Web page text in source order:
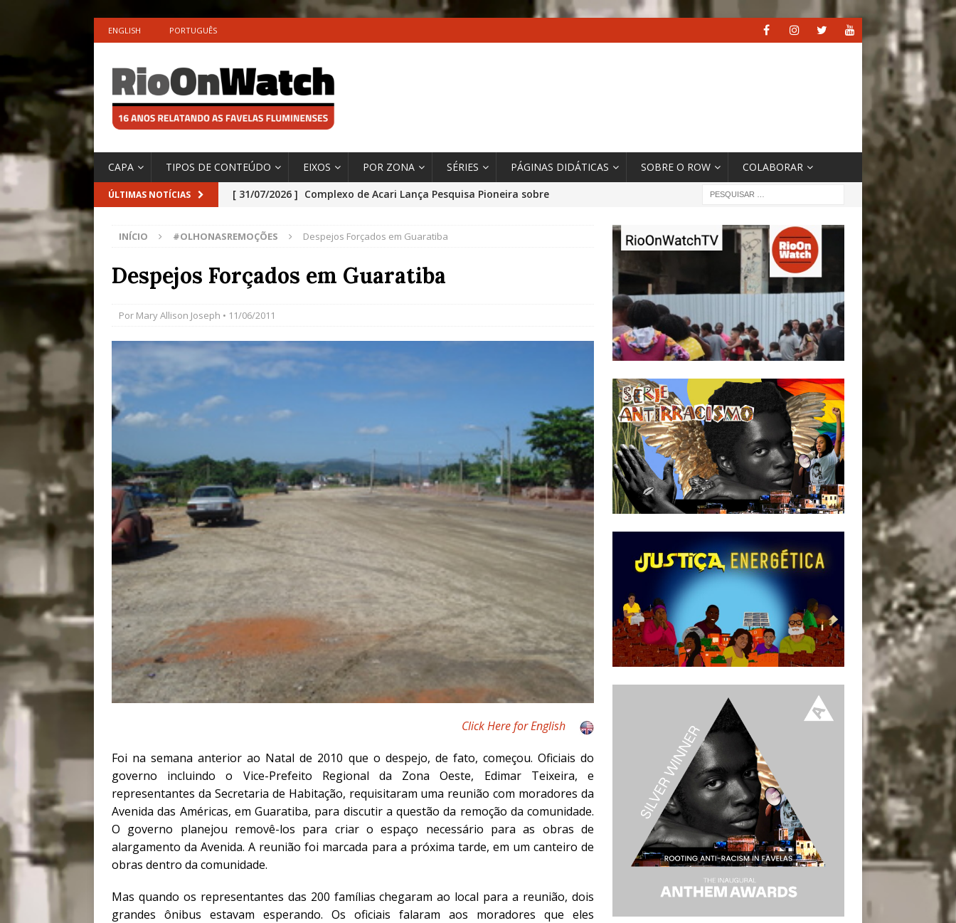
ENGLISH PORTUGUÊS
CAPA TIPOS DE CONTEÚDO EIXOS POR ZONA SÉRIES PÁGINAS DIDÁTICAS SOBRE O ROW COLABORAR
ÚLTIMAS NOTÍCIAS [ 31/07/2026 ] Complexo de Acari Lança Pesquisa Pioneira sobre
[ 29/07/2026 ]
No Contexto da Ultrapassagem Climática, ‘As Cidades
São o Cadinho e o Fogo que Impulsionam a Mudança de que
Precisamos’, Afirma Autora Coordenadora Principal de Relatório
Especial do IPCC Sobre Cidades
[ 28/07/2026 ] Tudo Começou com uma Praça em Ramos [OPINIÃO]
#OLHONAMÍDIA
Coletivos para Plantio e Inauguração da Feira da Praia do Remanso
COBERTURA DE EVENTOS
[ 04/08/2026 ] Trens Fluminenses, Cronicamente Abandonados,
Passam para Consórcio Nova Via Mobilidade 10 Anos Após Rio2016
#OLHONOLEGADO
INÍCIO #OLHONASREMOÇÕES Despejos Forçados em Guaratiba
Despejos Forçados em Guaratiba
Por Mary Allison Joseph • 11/06/2011
Click Here for English
Foi na semana anterior ao Natal de 2010 que o despejo, de fato, começou. Oficiais do
governo incluindo o Vice-Prefeito Regional da Zona Oeste, Edimar Teixeira, e
representantes da Secretaria de Habitação, requisitaram uma reunião com moradores da
Avenida das Américas, em Guaratiba, para discutir a questão da remoção da comunidade.
O governo planejou removê-los para criar o espaço necessário para as obras de
alargamento da Avenida. A reunião foi marcada para a próxima tarde, em um canteiro de
obras dentro da comunidade.
Mas quando os representantes das 200 famílias chegaram ao local para a reunião, dois
grandes ônibus estavam esperando. Os oficiais falaram aos moradores que eles